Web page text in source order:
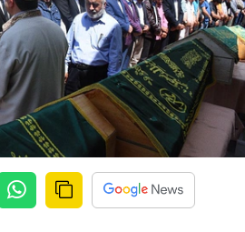
Edirne
Elazığ
Erzincan
Erzurum
Eskişehir
Gaziantep